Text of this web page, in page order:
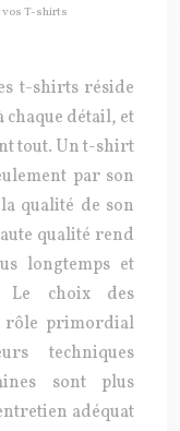
vos T-shirts
t-shirts réside
chaque détail, et
tout. Un t-shirt
par son
qualité de son
qualité rend
longtemps et
Le choix des
rôle primordial
techniques
sont plus
adéquat